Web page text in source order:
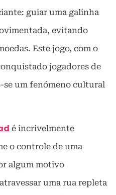
guiar uma galinha
evitando
Este jogo, com o
jogadores de
se um fenómeno cultural
é incrivelmente
o controle de uma
algum motivo
uma rua repleta